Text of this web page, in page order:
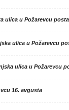
ulica u Požarevcu
ulica u Požarevcu
ulica u Požarevcu
16. avgusta